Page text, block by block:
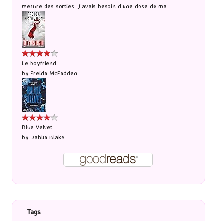
mesure des sorties. J’avais besoin d’une dose de ma...
Le boyfriend
by Freida McFadden
Blue Velvet
by Dahlia Blake
Tags